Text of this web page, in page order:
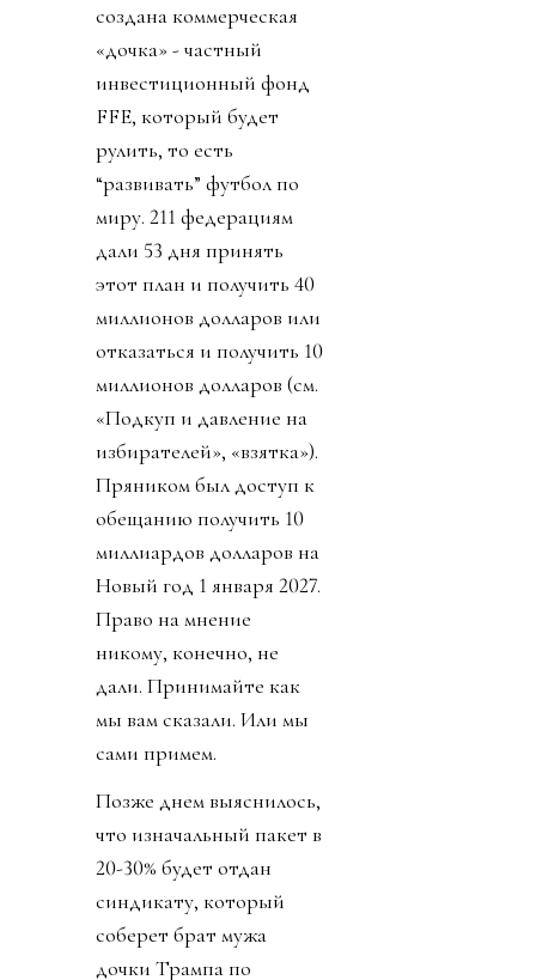
создана коммерческая
«дочка» - частный
инвестиционный фонд
FFE, который будет
рулить, то есть
“развивать” футбол по
миру. 211 федерациям
дали 53 дня принять
этот план и получить 40
миллионов долларов или
отказаться и получить 10
миллионов долларов (см.
«Подкуп и давление на
избирателей», «взятка»).
Пряником был доступ к
обещанию получить 10
миллиардов долларов на
Новый год 1 января 2027.
Право на мнение
никому, конечно, не
дали. Принимайте как
мы вам сказали. Или мы
сами примем.
Позже днем выяснилось,
что изначальный пакет в
20-30% будет отдан
синдикату, который
соберет брат мужа
дочки Трампа по